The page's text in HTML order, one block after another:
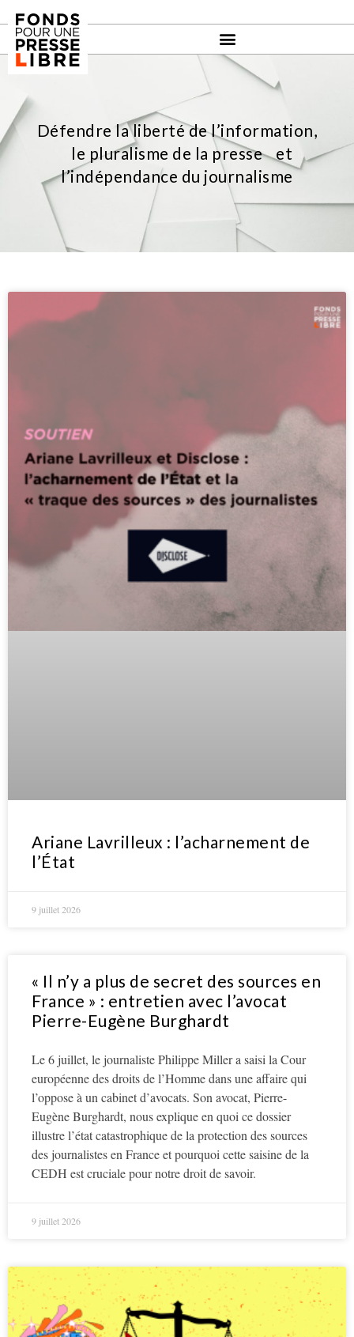
Défendre la liberté de l’information,
le pluralisme de la presse et
l’indépendance du journalisme
Ariane Lavrilleux : l’acharnement de
l’État
9 juillet 2026
« Il n’y a plus de secret des sources en
France » : entretien avec l’avocat
Pierre-Eugène Burghardt
Le 6 juillet, le journaliste Philippe Miller a saisi la Cour
européenne des droits de l’Homme dans une affaire qui
l’oppose à un cabinet d’avocats. Son avocat, Pierre-
Eugène Burghardt, nous explique en quoi ce dossier
illustre l’état catastrophique de la protection des sources
des journalistes en France et pourquoi cette saisine de la
CEDH est cruciale pour notre droit de savoir.
9 juillet 2026